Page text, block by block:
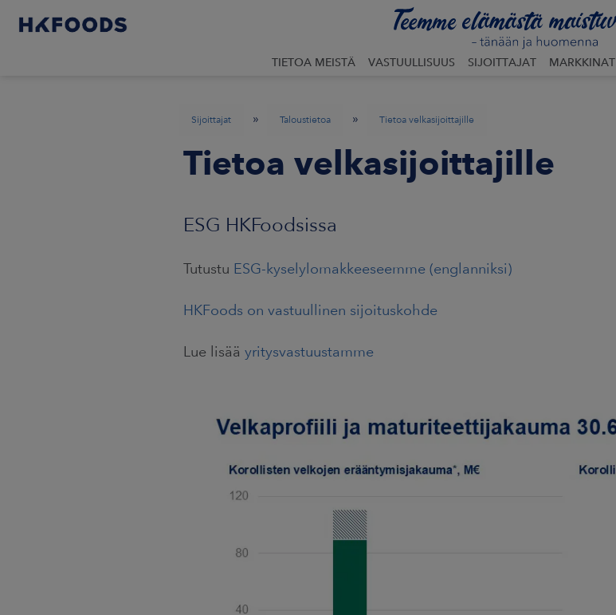
TIETOA MEISTÄ VASTUULLISUUS SIJOITTAJAT MARKKINAT
Sijoittajat » Taloustietoa » Tietoa velkasijoittajille
Tietoa velkasijoittajille
ESG HKFoodsissa
Tutustu ESG-kyselylomakkeeseemme (englanniksi)
HKFoods on vastuullinen sijoituskohde
Lue lisää yritysvastuustamme